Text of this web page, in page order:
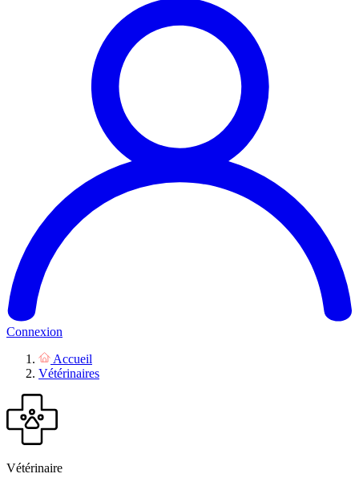
Connexion
Accueil
Vétérinaires
Vétérinaire